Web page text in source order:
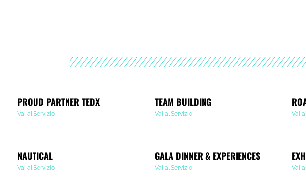
PROUD PARTNER TEDX
Vai al Servizio
TEAM BUILDING
Vai al Servizio Vai
NAUTICAL
Vai al Servizio
GALA DINNER & EXPERIENCES
Vai al Servizio Vai